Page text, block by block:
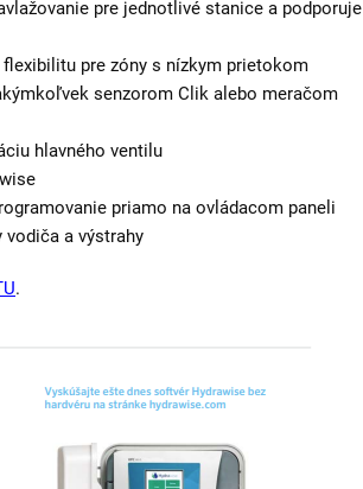
pre jednotlivé stanice a podporuje
pre zóny s nízkym prietokom
senzorom Clik alebo meračom
hlavného ventilu
priamo na ovládacom paneli
vodiča a výstrahy
.